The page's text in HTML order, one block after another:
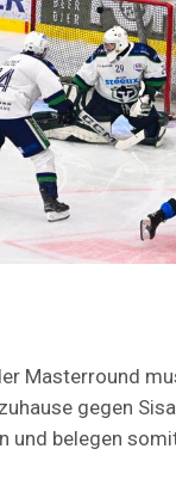
Masterround
gegen
und belegen